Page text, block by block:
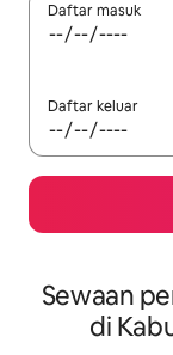
Daftar masuk
Daftar keluar
Sewaan
di